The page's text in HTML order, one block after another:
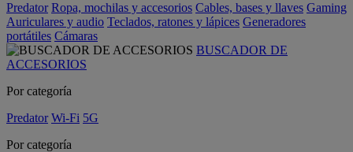
Predator Ropa, mochilas y accesorios Cables, bases y llaves Gaming
Auriculares y audio Teclados, ratones y lápices Generadores
portátiles Cámaras
BUSCADOR DE
ACCESORIOS
Por categoría
Predator Wi-Fi 5G
Por categoría